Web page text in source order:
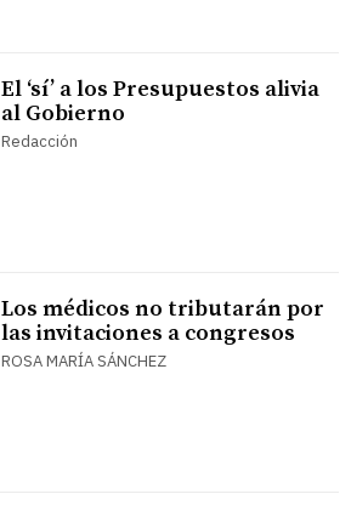
El ‘sí’ a los Presupuestos alivia
al Gobierno
Redacción
Los médicos no tributarán por
las invitaciones a congresos
ROSA MARÍA SÁNCHEZ